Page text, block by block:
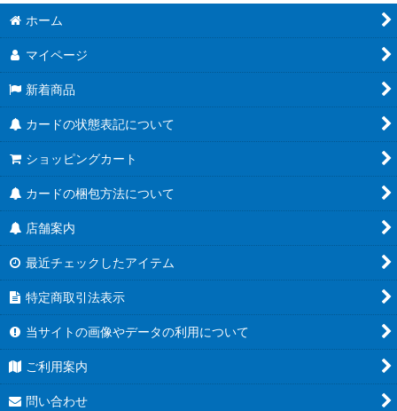
ホーム
マイページ
新着商品
カードの状態表記について
ショッピングカート
カードの梱包方法について
店舗案内
最近チェックしたアイテム
特定商取引法表示
当サイトの画像やデータの利用について
ご利用案内
問い合わせ